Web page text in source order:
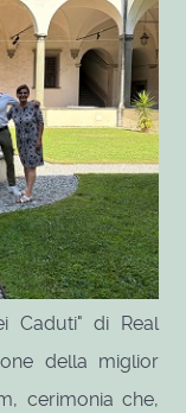
Caduti" di Real
della miglior
cerimonia che,